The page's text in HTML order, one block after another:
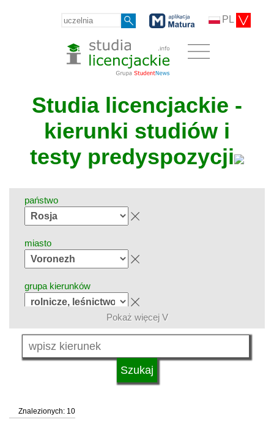
PL
Studia licencjackie -
kierunki studiów i
testy predyspozycji
państwo
miasto
grupa kierunków
język
status uczelni
Pokaż więcej V
Znalezionych: 10